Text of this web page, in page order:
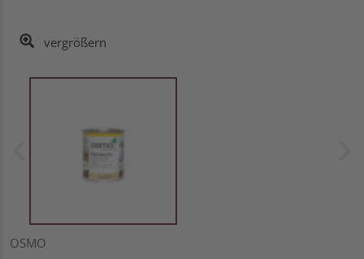
vergrößern
OSMO